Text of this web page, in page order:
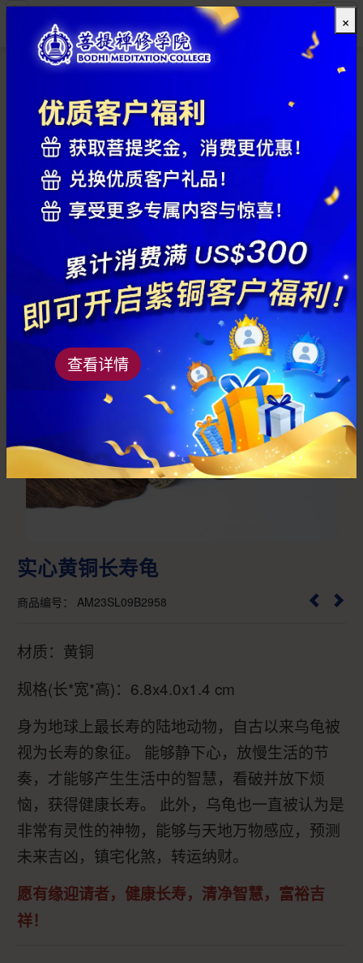
全部
Previous Next
实心黄铜长寿龟
商品编号： AM23SL09B2958
材质：黄铜
规格(长*宽*高)：6.8x4.0x1.4 cm
身为地球上最长寿的陆地动物，自古以来乌龟被
视为长寿的象征。 能够静下心，放慢生活的节
奏，才能够产生生活中的智慧，看破并放下烦
恼，获得健康长寿。 此外，乌龟也一直被认为是
非常有灵性的神物，能够与天地万物感应，预测
未来吉凶，镇宅化煞，转运纳财。
愿有缘迎请者，健康长寿，清净智慧，富裕吉
祥！
×
查看详情